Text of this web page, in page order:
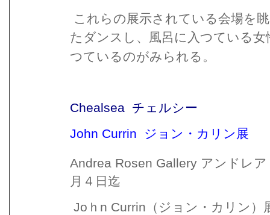
これらの展示されている会場を
たダンスし、風呂に入つている
つているのがみられる。
Chealsea チェルシー
John Currin ジョン・カリン展
Andrea Rosen Gallery アンドレ
月４日迄
Jo ｈ n Currin （ジョン・カリン